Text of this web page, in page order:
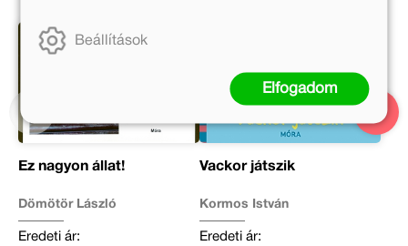
Ez nagyon állat!
Dömötör László
Eredeti ár:
Vackor játszik
Kormos István
Eredeti ár:
Beállítások
Elfogadom